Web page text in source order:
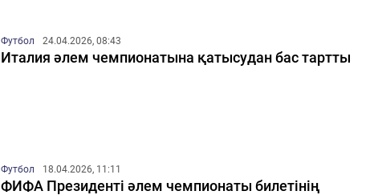
Футбол 24.04.2026, 08:43
Италия әлем чемпионатына қатысудан бас тартты
Футбол 18.04.2026, 11:11
ФИФА Президенті әлем чемпионаты билетінің